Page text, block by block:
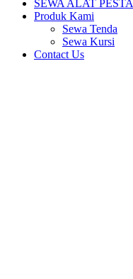
SEWA ALAT PESTA
Produk Kami
Sewa Tenda
Sewa Kursi
Contact Us